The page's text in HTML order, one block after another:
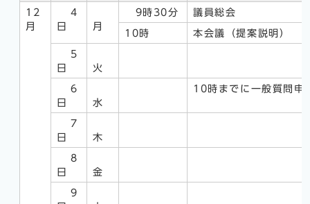
12
月
4
日
月
9時30分 議員総会
10時 本会議（提案説明）
5
日
火
6
日
水
10時までに一般質問申
7
日
木
8
日
金
9